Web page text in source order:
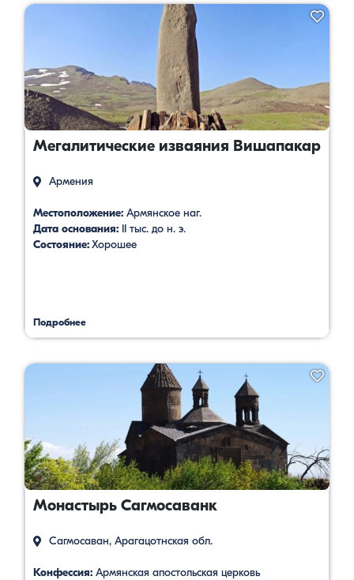
Мегалитические изваяния Вишапакар
Армения
Местоположение: Армянское наг.
Дата основания: II тыс. до н. э.
Состояние:Хорошее
Подробнее
Монастырь Сагмосаванк
Сагмосаван, Арагацотнская обл.
Конфессия: Армянская апостольская церковь